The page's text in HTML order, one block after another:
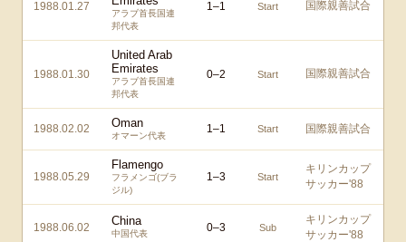
1988.01.27
アラブ首長国連
邦代表
1–1 Start 国際親善試合
1988.01.30
United Arab
Emirates
アラブ首長国連
邦代表
0–2 Start 国際親善試合
1988.02.02 Oman
オマーン代表
1–1 Start 国際親善試合
1988.05.29
Flamengo
フラメンゴ(ブラ
ジル)
1–3 Start
キリンカップ
サッカー'88
1988.06.02 China
中国代表 0–3 Sub
キリンカップ
サッカー'88